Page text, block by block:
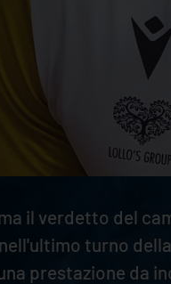
il verdetto del
turno della
prestazione da